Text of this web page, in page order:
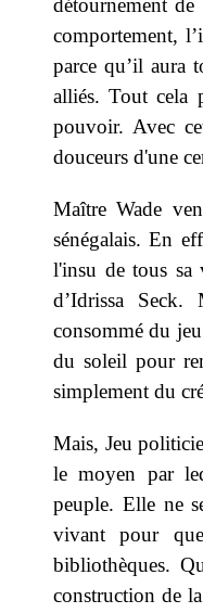
détournement
comportement,
parce qu’il aura
alliés. Tout cela
pouvoir. Avec
douceurs d'une
Maître Wade
sénégalais. En
l'insu de tous sa
d’Idrissa
consommé du
du soleil pour
simplement du
Mais, Jeu
le moyen par
peuple. Elle ne
vivant pour
bibliothèques.
construction de